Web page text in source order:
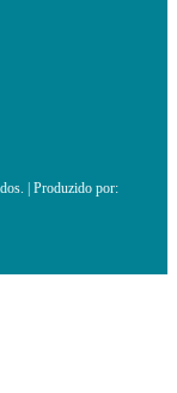
| Produzido por: